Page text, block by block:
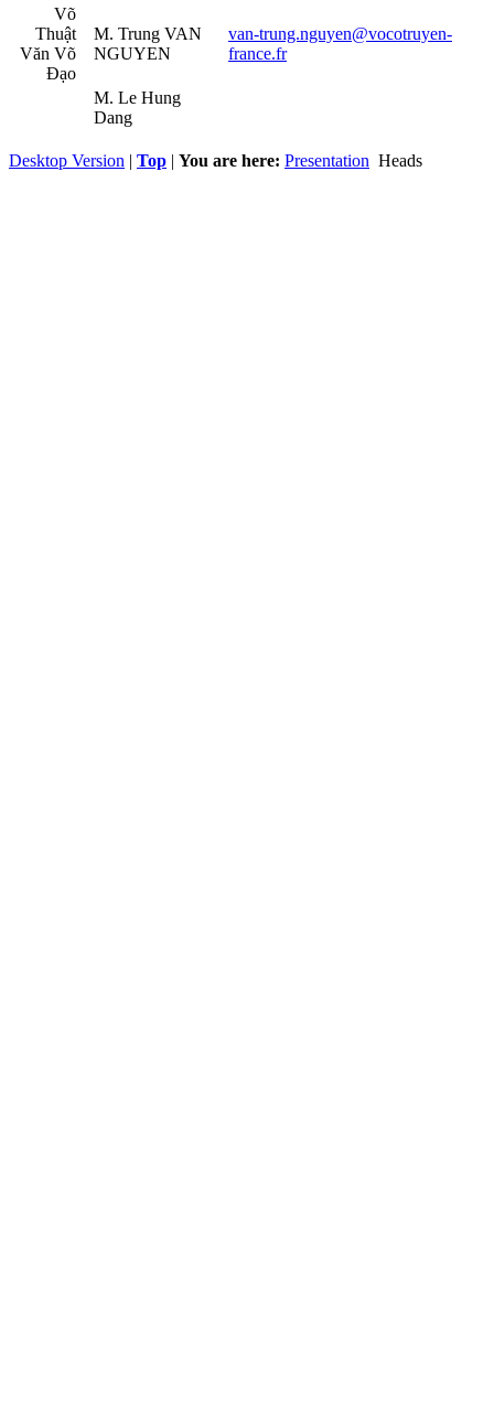
Võ
Thuật
Văn Võ
Đạo
M. Trung VAN
NGUYEN
van-trung.nguyen@vocotruyen-
france.fr
M. Le Hung
Dang
Desktop Version | Top | You are here: Presentation Heads